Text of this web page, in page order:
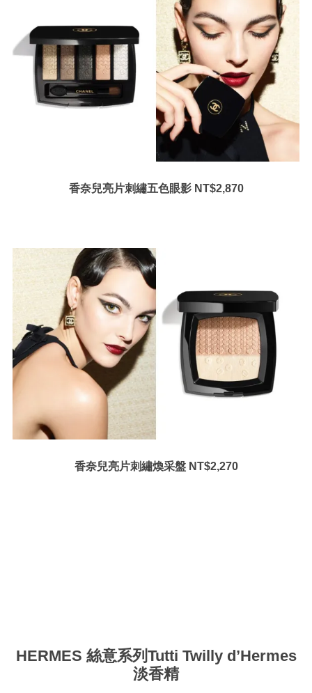
香奈兒亮片刺繡五色眼影 NT$2,870
香奈兒亮片刺繡煥采盤 NT$2,270
HERMES 絲意系列Tutti Twilly d’Hermes
淡香精